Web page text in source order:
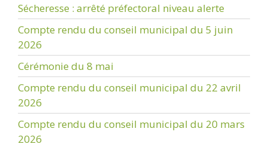
Sécheresse : arrêté préfectoral niveau alerte
Compte rendu du conseil municipal du 5 juin
2026
Cérémonie du 8 mai
Compte rendu du conseil municipal du 22 avril
2026
Compte rendu du conseil municipal du 20 mars
2026